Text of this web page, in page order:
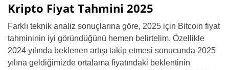
Kripto Fiyat Tahmini 2025
Farklı teknik analiz sonuçlarına göre, 2025 için Bitcoin fiyat
tahmininin iyi göründüğünü hemen belirtelim. Özellikle
2024 yılında beklenen artışı takip etmesi sonucunda 2025
yılına geldiğimizde ortalama fiyatındaki beklentinin